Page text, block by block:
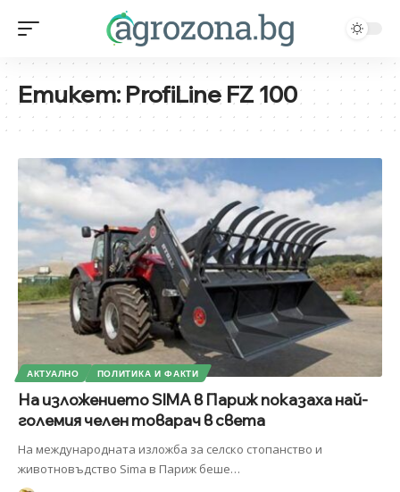
Етикет:ProfiLine FZ 100
АКТУАЛНО ПОЛИТИКА И ФАКТИ
На изложението SIMA в Париж показаха най-
големия челен товарач в света
На международната изложба за селско стопанство и
животновъдство Sima в Париж беше…